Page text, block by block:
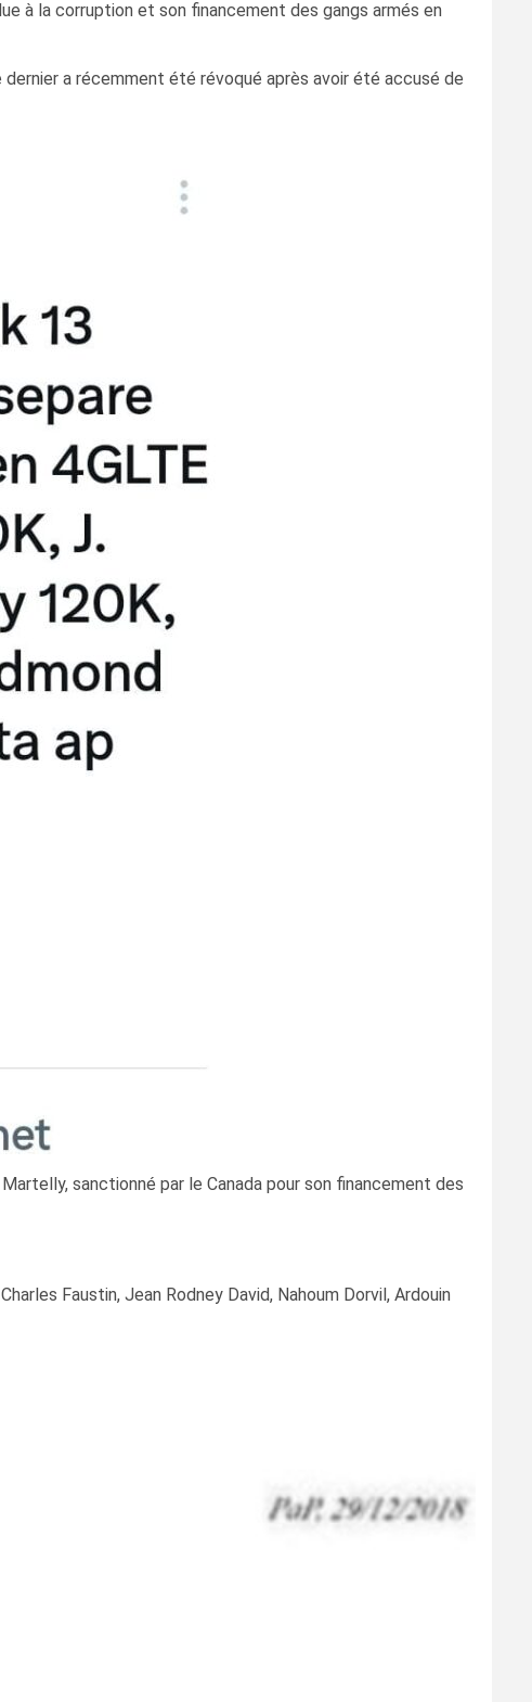
à la corruption et son financement des gangs armés en
dernier a récemment été révoqué après avoir été accusé de
sanctionné par le Canada pour son financement des
Faustin, Jean Rodney David, Nahoum Dorvil, Ardouin